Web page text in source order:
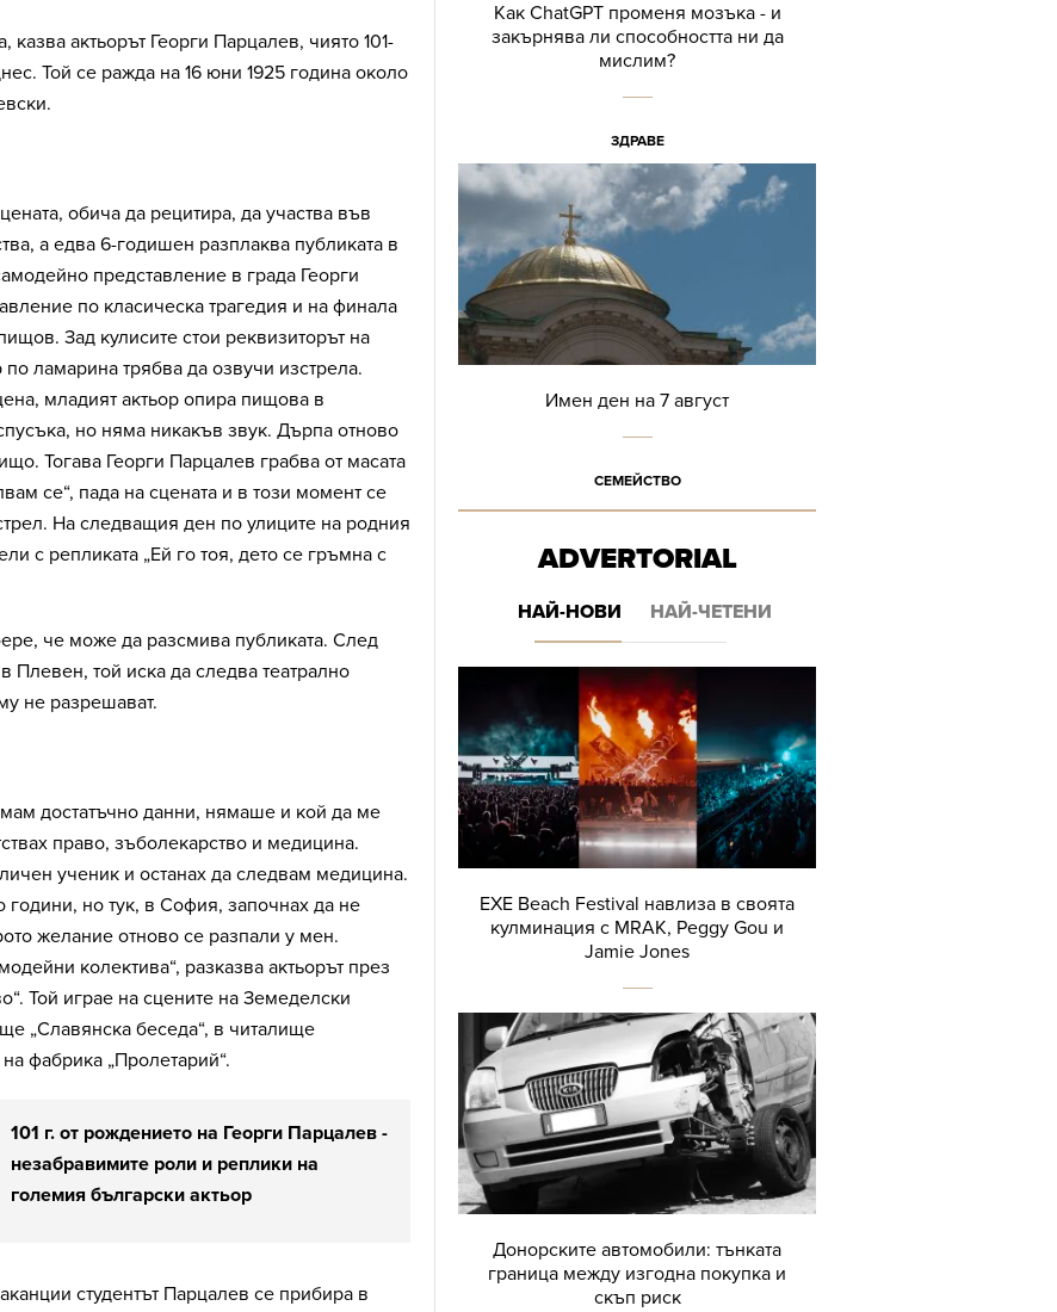
казва актьорът Георги Парцалев, чиято 101-
Той се ражда на 16 юни 1925 година около
обича да рецитира, да участва във
а едва 6-годишен разплаква публиката в
представление в града Георги
по класическа трагедия и на финала
Зад кулисите стои реквизиторът на
ламарина трябва да озвучи изстрела.
младият актьор опира пищова в
но няма никакъв звук. Дърпа отново
Тогава Георги Парцалев грабва от масата
се“, пада на сцената и в този момент се
На следващия ден по улиците на родния
с репликата „Ей го тоя, дето се гръмна с
че може да разсмива публиката. След
Плевен, той иска да следва театрално
не разрешават.
достатъчно данни, нямаше и кой да ме
право, зъболекарство и медицина.
ученик и останах да следвам медицина.
години, но тук, в София, започнах да не
желание отново се разпали у мен.
колектива“, разказва актьорът през
Той играе на сцените на Земеделски
„Славянска беседа“, в читалище
фабрика „Пролетарий“.
101 г. от рождението на Георги Парцалев -
незабравимите роли и реплики на
големия български актьор
студентът Парцалев се прибира в
Как ChatGPT променя мозъка - и
закърнява ли способността ни да
мислим?
ЗДРАВЕ
Имен ден на 7 август
СЕМЕЙСТВО
ADVERTORIAL
НАЙ-НОВИ НАЙ-ЧЕТЕНИ
EXE Beach Festival навлиза в своята
кулминация с MRAK, Peggy Gou и
Jamie Jones
Донорските автомобили: тънката
граница между изгодна покупка и
скъп риск